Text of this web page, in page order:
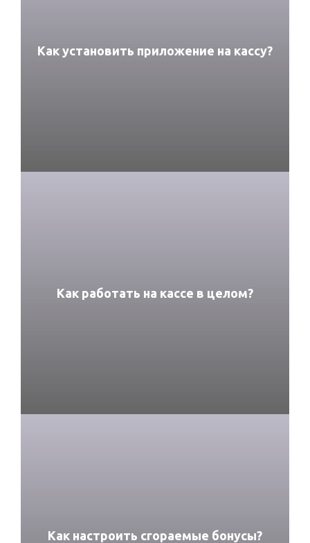
Как установить приложение на кассу?
Как работать на кассе в целом?
Как настроить сгораемые бонусы?